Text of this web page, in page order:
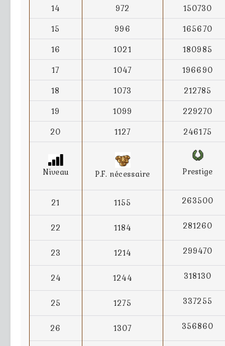
14
972
150730
15
996
165670
16
1021
180985
17
1047
196690
18
1073
212785
19
1099
229270
20
1127 246175
Niveau P.F. nécessaire Prestige
21 1155 263500
22 1184 281260
23 1214 299470
24 1244 318130
25 1275 337255
26 1307 356860